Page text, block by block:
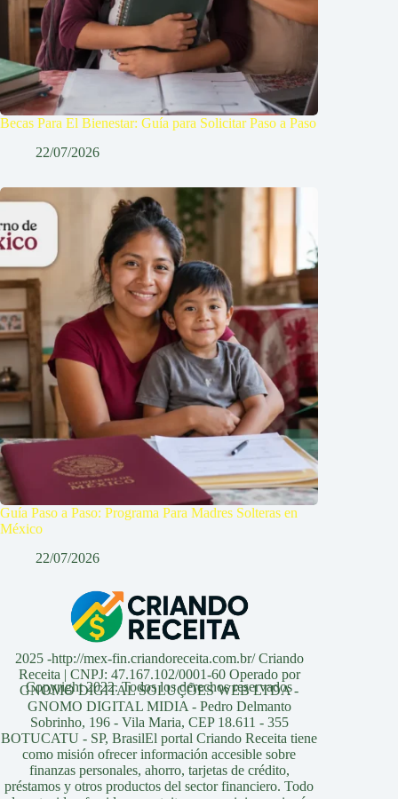
Becas Para El Bienestar: Guía para Solicitar Paso a Paso
22/07/2026
Guía Paso a Paso: Programa Para Madres Solteras en
México
22/07/2026
Copyright 2022. Todos los derechos reservados
2025 -http://mex-fin.criandoreceita.com.br/ Criando
Receita | CNPJ: 47.167.102/0001-60 Operado por
GNOMO DIGITAL SOLUÇÕES WEB LTDA -
GNOMO DIGITAL MIDIA - Pedro Delmanto
Sobrinho, 196 - Vila Maria, CEP 18.611 - 355
BOTUCATU - SP, BrasilEl portal Criando Receita tiene
como misión ofrecer información accesible sobre
finanzas personales, ahorro, tarjetas de crédito,
préstamos y otros productos del sector financiero. Todo